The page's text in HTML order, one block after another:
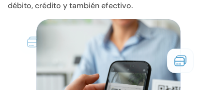
débito, crédito y también efectivo.